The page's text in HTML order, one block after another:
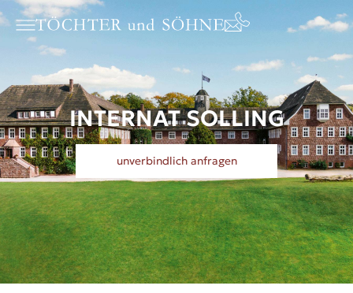
INTERNAT SOLLING
unverbindlich anfragen